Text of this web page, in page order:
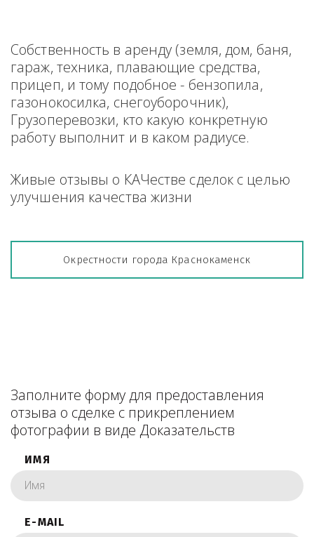
Собственность в аренду (земля, дом, баня,
гараж, техника, плавающие средства,
прицеп, и тому подобное - бензопила,
газонокосилка, снегоуборочник),
Грузоперевозки, кто какую конкретную
работу выполнит и в каком радиусе.
Живые отзывы о КАЧестве сделок с целью
улучшения качества жизни
Окрестности города Краснокаменск
Заполните форму для предоставления
отзыва о сделке с прикреплением
фотографии в виде Доказательств
ИМЯ
E-MAIL